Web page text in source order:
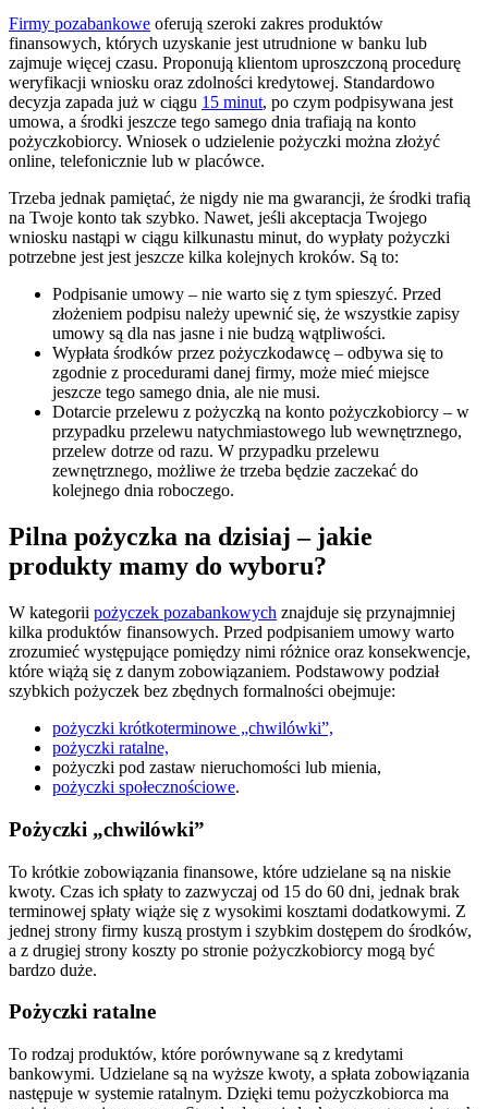
Firmy pozabankowe oferują szeroki zakres produktów
finansowych, których uzyskanie jest utrudnione w banku lub
zajmuje więcej czasu. Proponują klientom uproszczoną procedurę
weryfikacji wniosku oraz zdolności kredytowej. Standardowo
decyzja zapada już w ciągu 15 minut, po czym podpisywana jest
umowa, a środki jeszcze tego samego dnia trafiają na konto
pożyczkobiorcy. Wniosek o udzielenie pożyczki można złożyć
online, telefonicznie lub w placówce.
Trzeba jednak pamiętać, że nigdy nie ma gwarancji, że środki trafią
na Twoje konto tak szybko. Nawet, jeśli akceptacja Twojego
wniosku nastąpi w ciągu kilkunastu minut, do wypłaty pożyczki
potrzebne jest jest jeszcze kilka kolejnych kroków. Są to:
Podpisanie umowy – nie warto się z tym spieszyć. Przed
złożeniem podpisu należy upewnić się, że wszystkie zapisy
umowy są dla nas jasne i nie budzą wątpliwości.
Wypłata środków przez pożyczkodawcę – odbywa się to
zgodnie z procedurami danej firmy, może mieć miejsce
jeszcze tego samego dnia, ale nie musi.
Dotarcie przelewu z pożyczką na konto pożyczkobiorcy – w
przypadku przelewu natychmiastowego lub wewnętrznego,
przelew dotrze od razu. W przypadku przelewu
zewnętrznego, możliwe że trzeba będzie zaczekać do
kolejnego dnia roboczego.
Pilna pożyczka na dzisiaj – jakie
produkty mamy do wyboru?
W kategorii pożyczek pozabankowych znajduje się przynajmniej
kilka produktów finansowych. Przed podpisaniem umowy warto
zrozumieć występujące pomiędzy nimi różnice oraz konsekwencje,
które wiążą się z danym zobowiązaniem. Podstawowy podział
szybkich pożyczek bez zbędnych formalności obejmuje:
pożyczki krótkoterminowe „chwilówki”,
pożyczki ratalne,
pożyczki pod zastaw nieruchomości lub mienia,
pożyczki społecznościowe.
Pożyczki „chwilówki”
To krótkie zobowiązania finansowe, które udzielane są na niskie
kwoty. Czas ich spłaty to zazwyczaj od 15 do 60 dni, jednak brak
terminowej spłaty wiąże się z wysokimi kosztami dodatkowymi. Z
jednej strony firmy kuszą prostym i szybkim dostępem do środków,
a z drugiej strony koszty po stronie pożyczkobiorcy mogą być
bardzo duże.
Pożyczki ratalne
To rodzaj produktów, które porównywane są z kredytami
bankowymi. Udzielane są na wyższe kwoty, a spłata zobowiązania
następuje w systemie ratalnym. Dzięki temu pożyczkobiorca ma